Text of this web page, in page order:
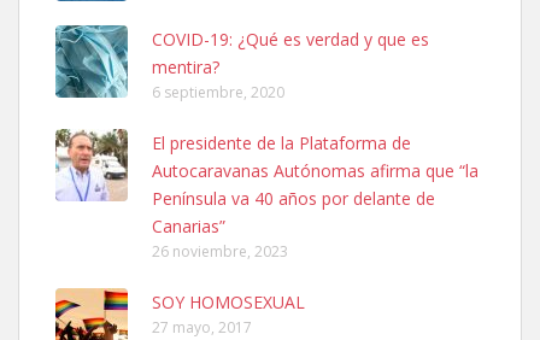
SHIBA PERDIDO AVDA JOSE MESA Y LOPEZ
PERRO MACHO RAZA SHIBA CON MICROCHIP PERDIDO HOY
06/07/2025 ZONA MESA Y LOPEZ. ES MUY ASUSTADIZO
Leales.org » Gran Canaria
6.7.2025
COVID-19: ¿Qué es verdad y que es
mentira?
6 septiembre, 2020
El presidente de la Plataforma de
Autocaravanas Autónomas afirma que “la
Península va 40 años por delante de
Canarias”
26 noviembre, 2023
SOY HOMOSEXUAL
27 mayo, 2017